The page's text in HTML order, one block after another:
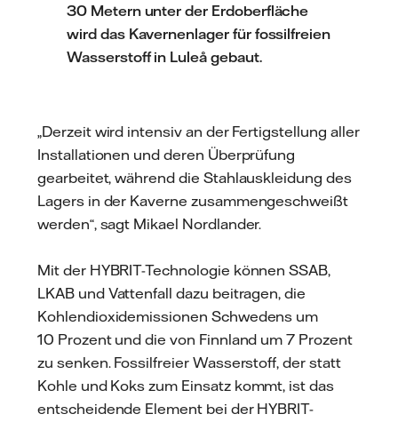
30 Metern unter der Erdoberfläche
wird das Kavernenlager für fossilfreien
Wasserstoff in Luleå gebaut.
„Derzeit wird intensiv an der Fertigstellung aller
Installationen und deren Überprüfung
gearbeitet, während die Stahlauskleidung des
Lagers in der Kaverne zusammengeschweißt
werden“, sagt Mikael Nordlander.
Mit der HYBRIT-Technologie können SSAB,
LKAB und Vattenfall dazu beitragen, die
Kohlendioxidemissionen Schwedens um
10 Prozent und die von Finnland um 7 Prozent
zu senken. Fossilfreier Wasserstoff, der statt
Kohle und Koks zum Einsatz kommt, ist das
entscheidende Element bei der HYBRIT-